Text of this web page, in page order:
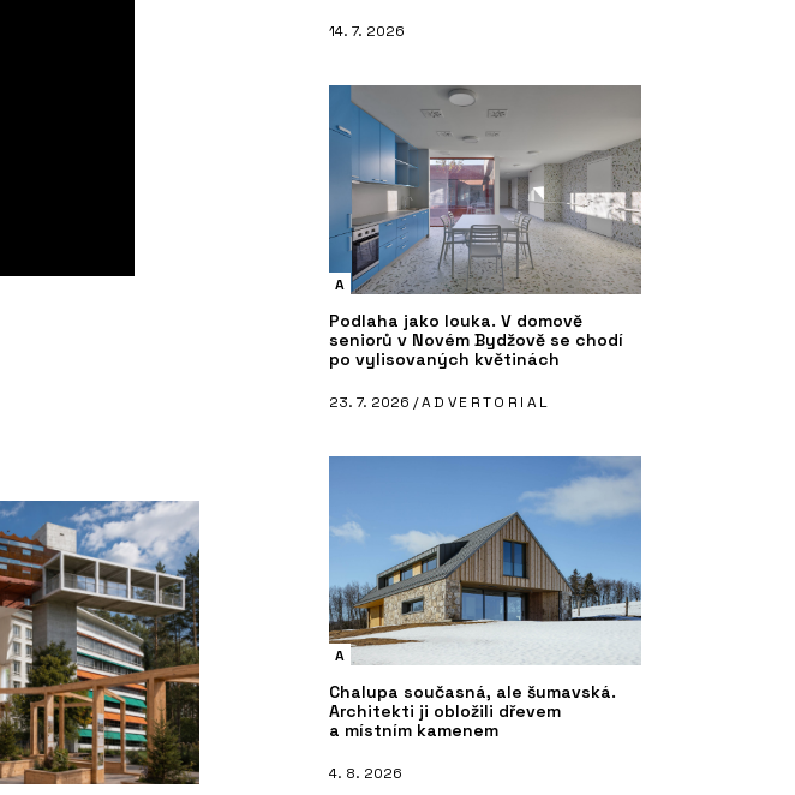
14. 7. 2026
A
Podlaha jako louka. V domově
seniorů v Novém Bydžově se chodí
po vylisovaných květinách
23. 7. 2026 /ADVERTORIAL
A
Chalupa současná, ale šumavská.
Architekti ji obložili dřevem
a místním kamenem
4. 8. 2026